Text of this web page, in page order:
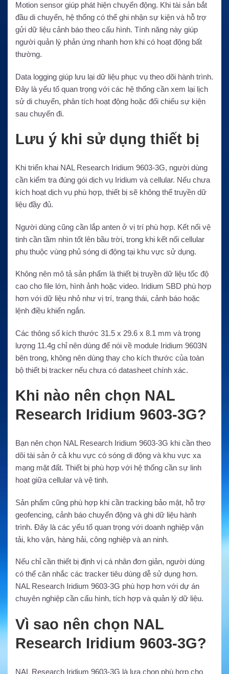
Motion sensor giúp phát hiện chuyển động. Khi tài sản bắt
đầu di chuyển, hệ thống có thể ghi nhận sự kiện và hỗ trợ
gửi dữ liệu cảnh báo theo cấu hình. Tính năng này giúp
người quản lý phản ứng nhanh hơn khi có hoạt động bất
thường.
Data logging giúp lưu lại dữ liệu phục vụ theo dõi hành trình.
Đây là yếu tố quan trọng với các hệ thống cần xem lại lịch
sử di chuyển, phân tích hoạt động hoặc đối chiếu sự kiện
sau chuyến đi.
Lưu ý khi sử dụng thiết bị
Khi triển khai NAL Research Iridium 9603-3G, người dùng
cần kiểm tra đúng gói dịch vụ Iridium và cellular. Nếu chưa
kích hoạt dịch vụ phù hợp, thiết bị sẽ không thể truyền dữ
liệu đầy đủ.
Người dùng cũng cần lắp anten ở vị trí phù hợp. Kết nối vệ
tinh cần tầm nhìn tốt lên bầu trời, trong khi kết nối cellular
phụ thuộc vùng phủ sóng di động tại khu vực sử dụng.
Không nên mô tả sản phẩm là thiết bị truyền dữ liệu tốc độ
cao cho file lớn, hình ảnh hoặc video. Iridium SBD phù hợp
hơn với dữ liệu nhỏ như vị trí, trạng thái, cảnh báo hoặc
lệnh điều khiển ngắn.
Các thông số kích thước 31.5 x 29.6 x 8.1 mm và trọng
lượng 11.4g chỉ nên dùng để nói về module Iridium 9603N
bên trong, không nên dùng thay cho kích thước của toàn
bộ thiết bị tracker nếu chưa có datasheet chính xác.
Khi nào nên chọn NAL
Research Iridium 9603-3G?
Bạn nên chọn NAL Research Iridium 9603-3G khi cần theo
dõi tài sản ở cả khu vực có sóng di động và khu vực xa
mạng mặt đất. Thiết bị phù hợp với hệ thống cần sự linh
hoạt giữa cellular và vệ tinh.
Sản phẩm cũng phù hợp khi cần tracking bảo mật, hỗ trợ
geofencing, cảnh báo chuyển động và ghi dữ liệu hành
trình. Đây là các yếu tố quan trọng với doanh nghiệp vận
tải, kho vận, hàng hải, công nghiệp và an ninh.
Nếu chỉ cần thiết bị định vị cá nhân đơn giản, người dùng
có thể cân nhắc các tracker tiêu dùng dễ sử dụng hơn.
NAL Research Iridium 9603-3G phù hợp hơn với dự án
chuyên nghiệp cần cấu hình, tích hợp và quản lý dữ liệu.
Vì sao nên chọn NAL
Research Iridium 9603-3G?
NAL Research Iridium 9603-3G là lựa chọn phù hợp cho